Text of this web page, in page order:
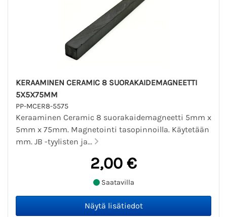
KERAAMINEN CERAMIC 8 SUORAKAIDEMAGNEETTI
5X5X75MM
PP-MCER8-5575
Keraaminen Ceramic 8 suorakaidemagneetti 5mm x
5mm x 75mm. Magnetointi tasopinnoilla. Käytetään
mm. JB -tyylisten ja...
2,00 €
Saatavilla